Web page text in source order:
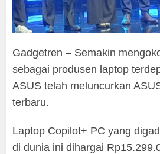
Gadgetren – Semakin
sebagai produsen laptop
ASUS telah meluncurkan
terbaru.
Laptop Copilot+ PC yang
di dunia ini dihargai